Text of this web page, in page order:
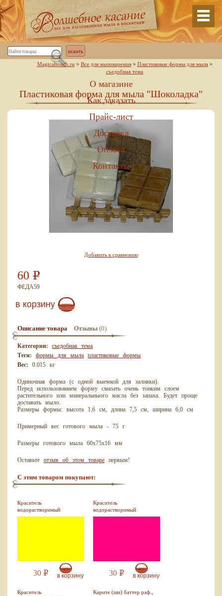
О магазине
Как заказать
Прайс-лист
Доставка
Оплата
Контакты
Magicaltouch.ru » Все для мыловарения» Пластиковые формы для мыла»
съедобная тема
Пластиковая форма для мыла "Шоколадка"
Добавить к сравнению
60 Р
ФЕДА59
в корзину
Описание товара Отзывы (0)
Категории:
съедобная тема
Теги:
формы для мыла пластиковые формы
Вес:
0.015 кг
Одиночная форма (с одной выемкой для заливки).
Перед использованием форму смазать очень тонким слоем
растительного или минеральныого масла без запаха. Будет проще
доставать мыло.
Размеры формы: высота 1,6 см, длина 7,5 см, ширина 6,0 см
Примерный вес готового мыла - 75 г
Размеры готового мыла 60x75x16 мм
Оставьте отзыв об этом товаре первым!
С этим товаром покупают:
Краситель
водорастворимый
желтый, 10 мл
30 Р в корзину
Краситель
водорастворимый
малиновый, 10 мл
30 Р в корзину
Краситель
Карите (ши) баттер раф.,